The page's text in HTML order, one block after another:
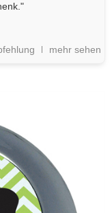
mehr sehen